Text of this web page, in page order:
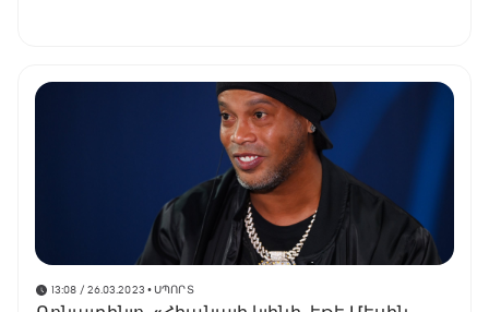
13:08 / 26.03.2023 • ՍՊՈՐՏ